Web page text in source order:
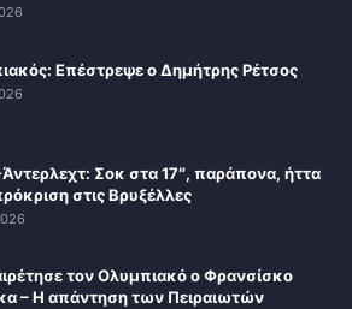
Επέστρεψε ο Δημήτρης Ρέτσος
Σοκ στα 17″, παράπονα, ήττα
στις Βρυξέλλες
τον Ολυμπιακό ο Φρανσίσκο
– Η απάντηση των Πειραιωτών